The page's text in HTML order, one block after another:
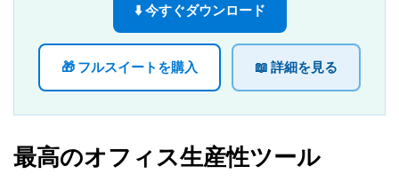
⬇️ 今すぐダウンロード
🎁 フルスイートを購入 📖 詳細を見る
最高のオフィス生産性ツール